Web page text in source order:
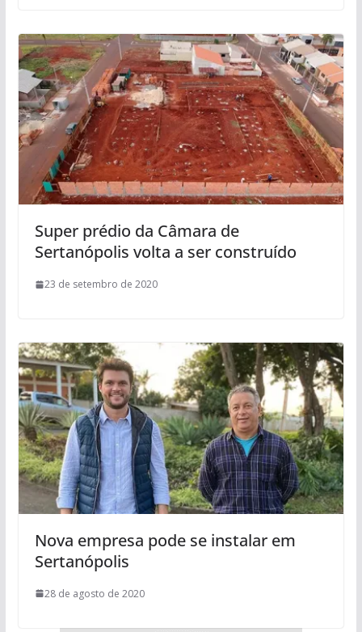
Super prédio da Câmara de
Sertanópolis volta a ser construído
23 de setembro de 2020
Nova empresa pode se instalar em
Sertanópolis
28 de agosto de 2020